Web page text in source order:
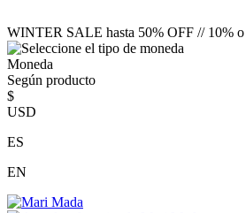
WINTER SALE hasta 50% OFF // 10%
Moneda
Según producto
$
USD
ES
EN